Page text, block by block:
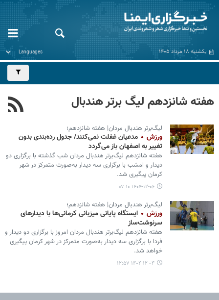
یکشنبه ۱۸ مرداد ۱۴۰۵
هفته شانزدهم لیگ برتر هندبال
لیگ‌برتر هندبال مردان| هفته شانزدهم؛
ورزش
مدعیان غفلت نمی‌کنند/ جدول رده‌بندی بدون
تغییر به اصفهان باز می‌گردد
هفته شانزدهم لیگ‌برتر هندبال مردان شب گذشته با برگزاری دو
دیدار و امشب با برگزاری سه دیدار به‌صورت متمرکز در شهر
کرمان پیگیری شد.
۱۴۰۴-۱۲-۰۶ ۰۷:۱۰
لیگ‌برتر هندبال مردان| هفته شانزدهم؛
ورزش
ایستگاه پایانی میزبانی کرمانی‌ها با دیدارهای
سرنوشت‌ساز
هفته شانزدهم لیگ‌برتر هندبال مردان امروز با برگزاری دو دیدار و
فردا با برگزاری سه دیدار به‌صورت متمرکز در شهر کرمان پیگیری
خواهد شد.
۱۴۰۴-۱۲-۰۴ ۱۲:۵۷